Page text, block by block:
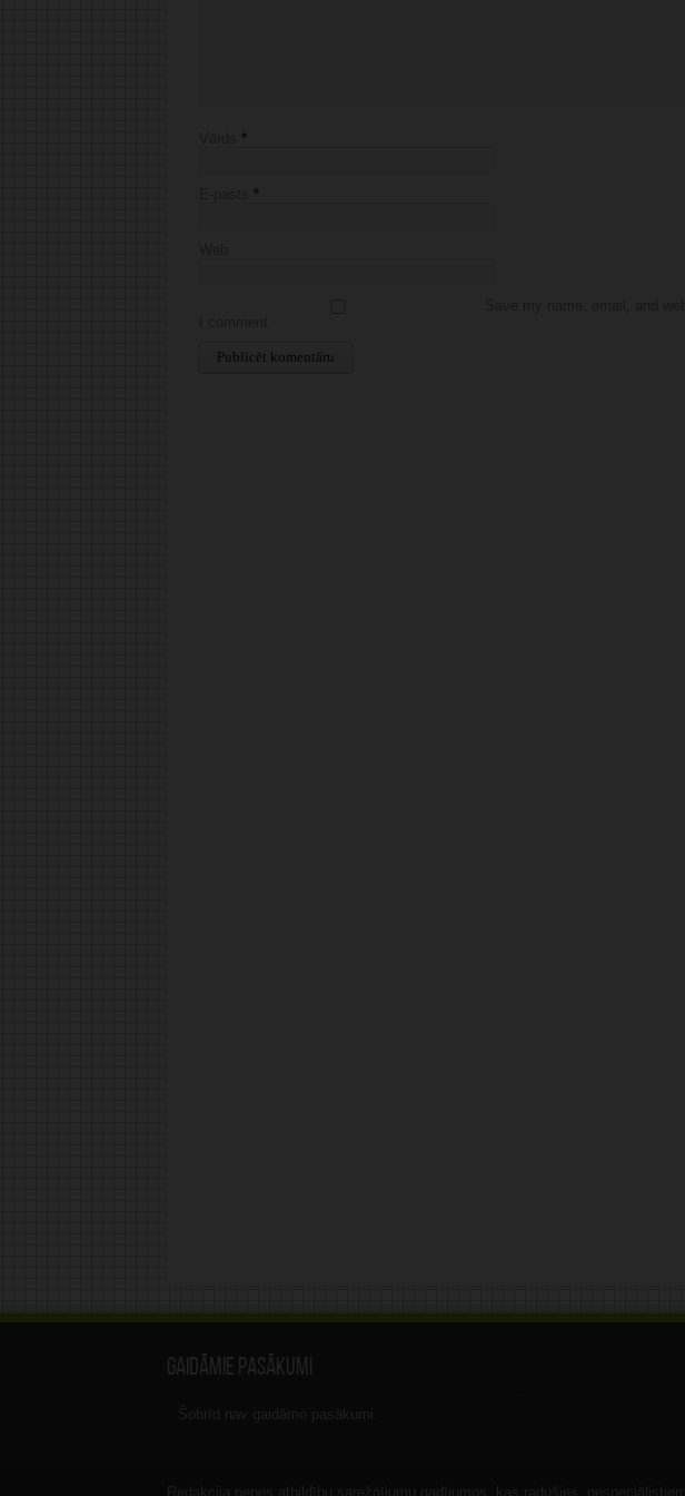
*
*
Gaidāmie pasākumi
Šobrīd nav gaidāmo pasākumi.
Redakcija nenes atbildību sarežģījumu gadījumos, kas radušies,